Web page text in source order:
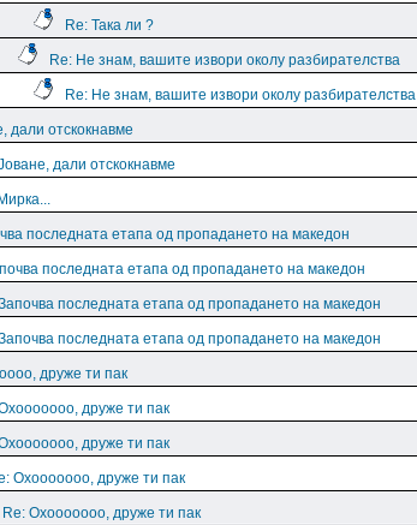
Re: Така ли ?
Re: Не знам, вашите извори околу разбирателства
Re: Не знам, вашите извори околу разбирателства
дали отскокнавме
дали отскокнавме
последната етапа од пропадането на македон
последната етапа од пропадането на македон
последната етапа од пропадането на македон
последната етапа од пропадането на македон
друже ти пак
друже ти пак
друже ти пак
Охооооооо, друже ти пак
Re: Охооооооо, друже ти пак